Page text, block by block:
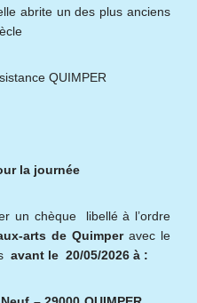
abrite un des plus anciens
QUIMPER
la journée
un chèque libellé à l’ordre
arts de Quimperavec le
avant le 20/05/2026 à :